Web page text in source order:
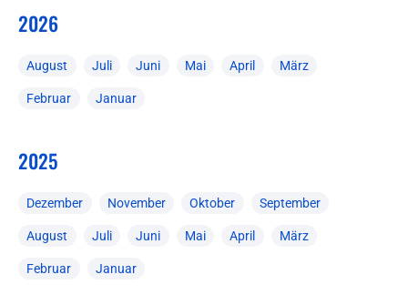
2026
August Juli Juni Mai April März
Februar Januar
2025
Dezember November Oktober September
August Juli Juni Mai April März
Februar Januar